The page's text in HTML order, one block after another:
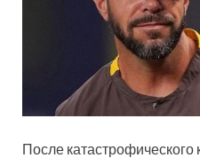
После катастрофического